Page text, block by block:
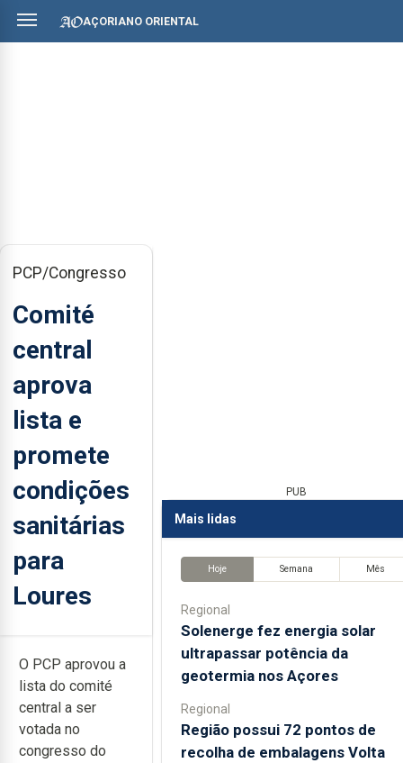
AÇORIANO ORIENTAL
PCP/Congresso
Comité
central
aprova
lista e
promete
condições
sanitárias
para
Loures
O PCP aprovou a
lista do comité
central a ser
votada no
congresso do
PUB
Mais lidas
Hoje Semana Mês
Regional
Solenerge fez energia solar
ultrapassar potência da
geotermia nos Açores
Regional
Região possui 72 pontos de
recolha de embalagens Volta